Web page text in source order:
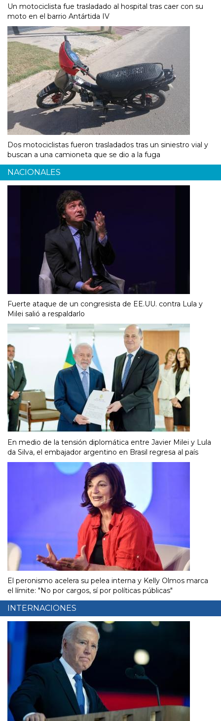
Un motociclista fue trasladado al hospital tras caer con su
moto en el barrio Antártida IV
Dos motociclistas fueron trasladados tras un siniestro vial y
buscan a una camioneta que se dio a la fuga
NACIONALES
Fuerte ataque de un congresista de EE.UU. contra Lula y
Milei salió a respaldarlo
En medio de la tensión diplomática entre Javier Milei y Lula
da Silva, el embajador argentino en Brasil regresa al país
El peronismo acelera su pelea interna y Kelly Olmos marca
el límite: "No por cargos, sí por políticas públicas"
INTERNACIONES